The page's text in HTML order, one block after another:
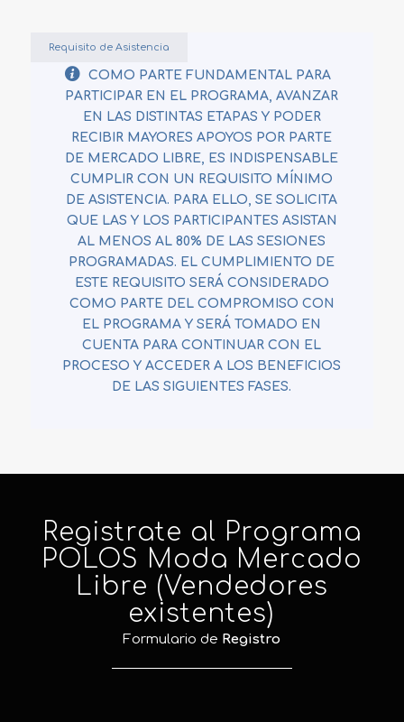
Requisito de Asistencia
COMO PARTE FUNDAMENTAL PARA
PARTICIPAR EN EL PROGRAMA, AVANZAR
EN LAS DISTINTAS ETAPAS Y PODER
RECIBIR MAYORES APOYOS POR PARTE
DE MERCADO LIBRE, ES INDISPENSABLE
CUMPLIR CON UN REQUISITO MÍNIMO
DE ASISTENCIA. PARA ELLO, SE SOLICITA
QUE LAS Y LOS PARTICIPANTES ASISTAN
AL MENOS AL 80% DE LAS SESIONES
PROGRAMADAS. EL CUMPLIMIENTO DE
ESTE REQUISITO SERÁ CONSIDERADO
COMO PARTE DEL COMPROMISO CON
EL PROGRAMA Y SERÁ TOMADO EN
CUENTA PARA CONTINUAR CON EL
PROCESO Y ACCEDER A LOS BENEFICIOS
DE LAS SIGUIENTES FASES.
Registrate al Programa
POLOS Moda Mercado
Libre (Vendedores
existentes)
Formulario de Registro